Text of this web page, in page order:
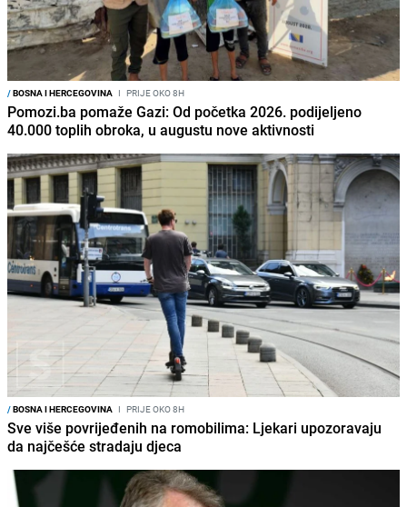
/BOSNA I HERCEGOVINA I PRIJE OKO 8H
Pomozi.ba pomaže Gazi: Od početka 2026. podijeljeno
40.000 toplih obroka, u augustu nove aktivnosti
/BOSNA I HERCEGOVINA I PRIJE OKO 8H
Sve više povrijeđenih na romobilima: Ljekari upozoravaju
da najčešće stradaju djeca